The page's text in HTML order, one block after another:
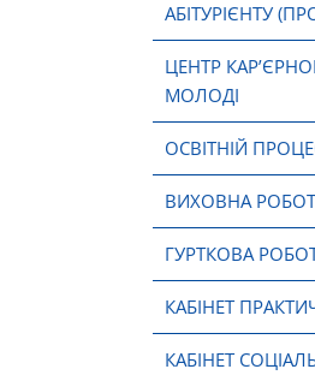
АБІТУРІЄНТУ
ЦЕНТР
МОЛОДІ
ОСВІТНІЙ
ВИХОВНА
ГУРТКОВА
КАБІНЕТ
КАБІНЕТ